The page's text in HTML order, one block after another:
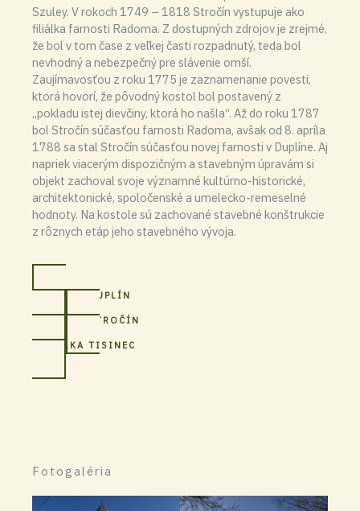
Szuley. V rokoch 1749 – 1818 Stročín vystupuje ako
filiálka farnosti Radoma. Z dostupných zdrojov je zrejmé,
že bol v tom čase z veľkej časti rozpadnutý, teda bol
nevhodný a nebezpečný pre slávenie omší.
Zaujímavosťou z roku 1775 je zaznamenanie povesti,
ktorá hovorí, že pôvodný kostol bol postavený z
„pokladu istej dievčiny, ktorá ho našla“. Až do roku 1787
bol Stročín súčasťou farnosti Radoma, avšak od 8. apríla
1788 sa stal Stročín súčasťou novej farnosti v Duplíne. Aj
napriek viacerým dispozičným a stavebným úpravám si
objekt zachoval svoje významné kultúrno-historické,
architektonické, spoločenské a umelecko-remeselné
hodnoty. Na kostole sú zachované stavebné konštrukcie
z rôznych etáp jeho stavebného vývoja.
FARNOSŤ DUPLÍN
FILIÁLKA STROČÍN
FILIÁLKA TISINEC
Fotogaléria